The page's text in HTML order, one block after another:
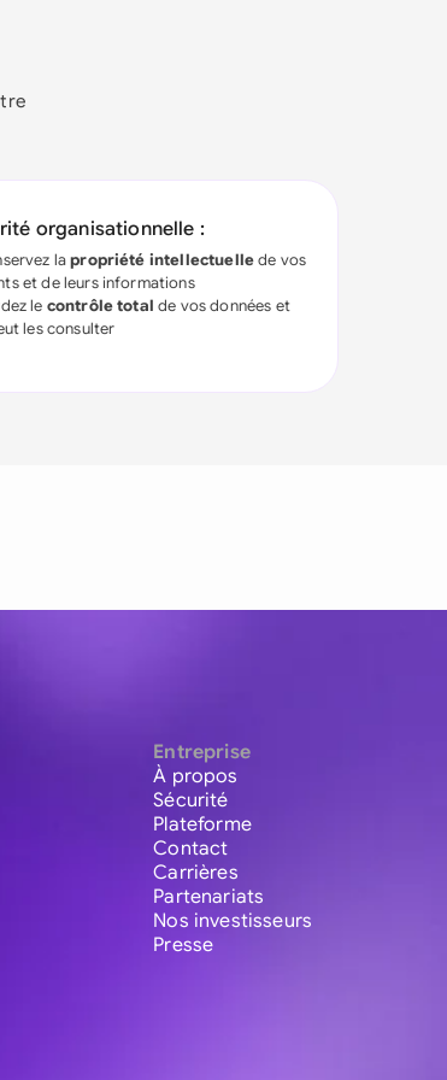
organisationnelle :
lapropriété intellectuellede vos
et de leurs informations
le contrôle total de vos données et
les consulter
Entreprise
À propos
Sécurité
Plateforme
Contact
Carrières
Partenariats
Nos investisseurs
Presse